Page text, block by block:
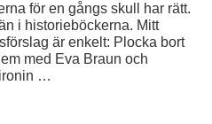
för en gångs skull har rätt.
i historieböckerna. Mitt
är enkelt: Plocka bort
med Eva Braun och
…